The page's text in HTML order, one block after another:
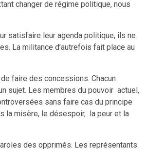
changer de régime politique, nous
satisfaire leur agenda politique, ils ne
La militance d’autrefois fait place au
faire des concessions. Chacun
sujet. Les membres du pouvoir actuel,
sans faire cas du principe
la misère, le désespoir, la peur et la
des opprimés. Les représentants